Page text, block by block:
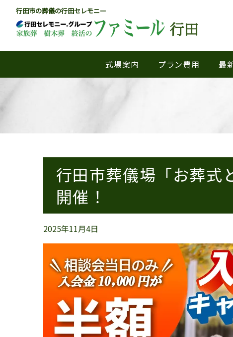
行田市の葬儀の行田セレモニー
行田
式場案内 プラン費用 最
行田市葬儀場「お葬式
開催！
2025年11月4日